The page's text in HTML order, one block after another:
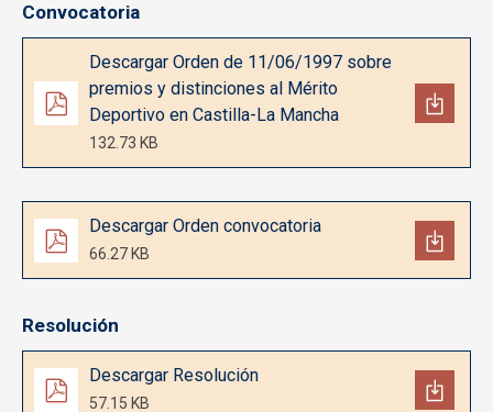
Convocatoria
Documento
Descargar Orden de 11/06/1997 sobre
premios y distinciones al Mérito
Deportivo en Castilla-La Mancha
132.73 KB
Documento
Descargar Orden convocatoria
66.27 KB
Resolución
Documento
Descargar Resolución
57.15 KB